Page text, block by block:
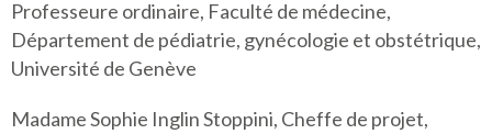
Professeure ordinaire, Faculté de médecine,
Département de pédiatrie, gynécologie et obstétrique,
Université de Genève
Madame Sophie Inglin Stoppini, Cheffe de projet,